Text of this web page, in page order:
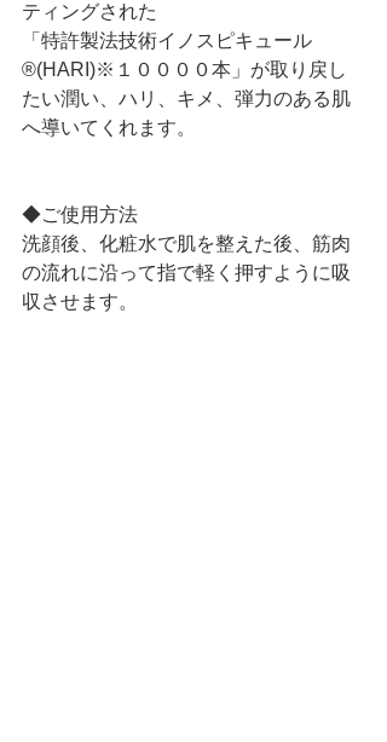
ティングされた
「特許製法技術イノスピキュール
®(HARI)※１００００本」が取り戻し
たい潤い、ハリ、キメ、弾力のある肌
へ導いてくれます。
◆ご使用方法
洗顔後、化粧水で肌を整えた後、筋肉
の流れに沿って指で軽く押すように吸
収させます。